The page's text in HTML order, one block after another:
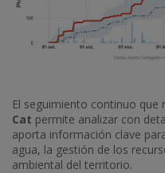
El seguimiento continuo que
Cat permite analizar con
aporta información clave
agua, la gestión de los
ambiental del territorio.